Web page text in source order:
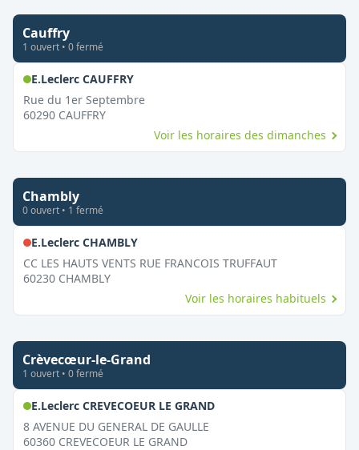
Cauffry
1 ouvert • 0fermé
E.Leclerc CAUFFRY,
Rue du 1er Septembre
60290 CAUFFRY
Voir les horaires des dimanches
Chambly
0ouvert • 1 fermé
E.Leclerc CHAMBLY,
CC LES HAUTS VENTS RUE FRANCOIS TRUFFAUT
60230 CHAMBLY
Voir les horaires habituels
Crèvecœur-le-Grand
1 ouvert • 0fermé
E.Leclerc CREVECOEUR LE GRAND,
8 AVENUE DU GENERAL DE GAULLE
60360 CREVECOEUR LE GRAND